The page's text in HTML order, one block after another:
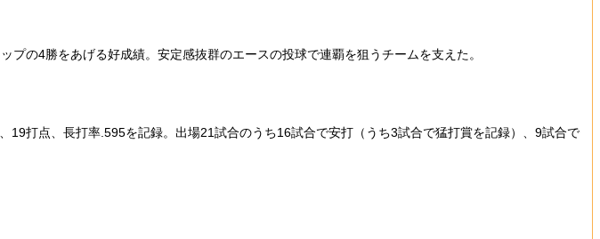
の4勝をあげる好成績。安定感抜群のエースの投球で連覇を狙うチームを支えた。
打点、長打率.595を記録。出場21試合のうち16試合で安打（うち3試合で猛打賞を記録）、9試合で